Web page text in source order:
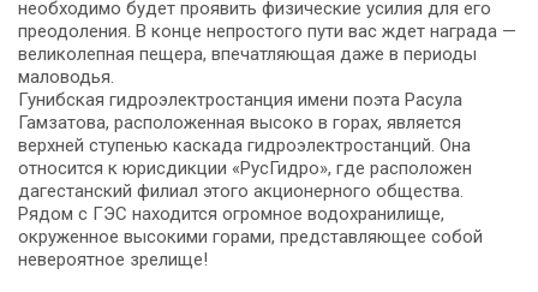
необходимо будет проявить физические усилия для его
преодоления. В конце непростого пути вас ждет награда —
великолепная пещера, впечатляющая даже в периоды
маловодья.
Гунибская гидроэлектростанция имени поэта Расула
Гамзатова, расположенная высоко в горах, является
верхней ступенью каскада гидроэлектростанций. Она
относится к юрисдикции «РусГидро», где расположен
дагестанский филиал этого акционерного общества.
Рядом с ГЭС находится огромное водохранилище,
окруженное высокими горами, представляющее собой
невероятное зрелище!